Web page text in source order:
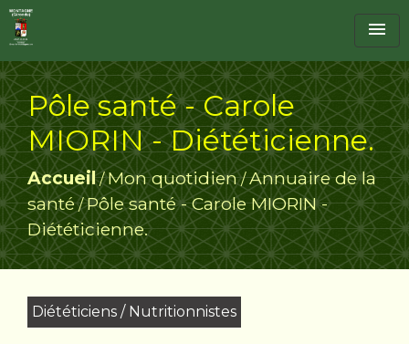
menu
Pôle santé - Carole
MIORIN - Diététicienne.
Accueil/Mon quotidien/Annuaire de la
santé/Pôle santé - Carole MIORIN -
Diététicienne.
Diététiciens / Nutritionnistes